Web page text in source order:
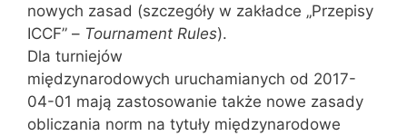
nowych zasad (szczegóły w zakładce „Przepisy
ICCF” – Tournament Rules).
Dla turniejów
międzynarodowych uruchamianych od 2017-
04-01 mają zastosowanie także nowe zasady
obliczania norm na tytuły międzynarodowe